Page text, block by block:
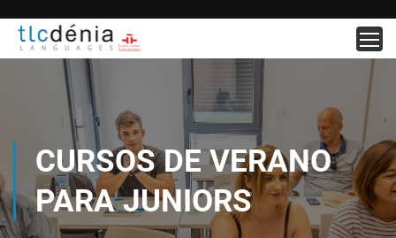
CURSOS DE VERANO
PARA JUNIORS